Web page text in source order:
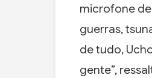
microfone
guerras,
de tudo,
gente”,